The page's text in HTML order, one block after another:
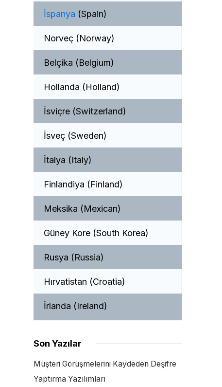
İspanya (Spain)
Norveç (Norway)
Belçika (Belgium)
Hollanda (Holland)
İsviçre (Switzerland)
İsveç (Sweden)
İtalya (Italy)
Finlandiya (Finland)
Meksika (Mexican)
Güney Kore (South Korea)
Rusya (Russia)
Hırvatistan (Croatia)
İrlanda (Ireland)
Son Yazılar
Müşteri Görüşmelerini Kaydeden Deşifre
Yaptırma Yazılımları